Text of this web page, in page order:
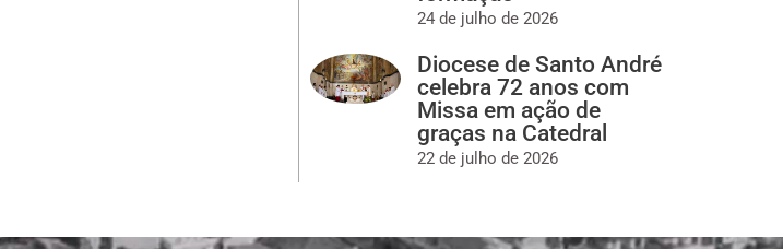
24 de julho de 2026
Diocese de Santo André
celebra 72 anos com
Missa em ação de
graças na Catedral
22 de julho de 2026